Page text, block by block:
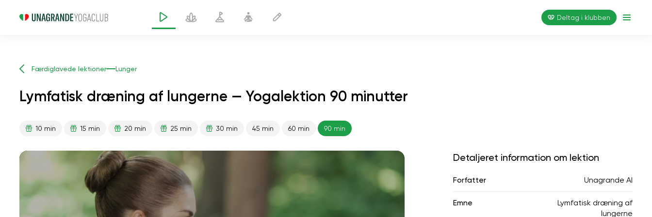
Deltag i klubben
Færdiglavede lektioner Lunger
Lymfatisk dræning af lungerne — Yogalektion 90 minutter
10 min 15 min 20 min 25 min 30 min 45 min 60 min 90 min
Detaljeret information om lektion
Forfatter Unagrande AI
Emne
Lymfatisk dræning af
lungerne